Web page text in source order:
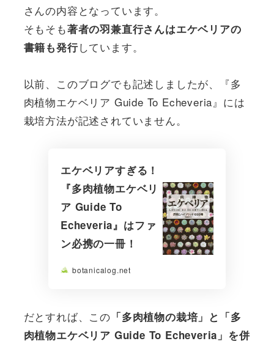
さんの内容となっています。
そもそも著者の羽兼直行さんはエケベリアの
書籍も発行しています。
以前、このブログでも記述しましたが、『多
肉植物エケベリア Guide To Echeveria』には
栽培方法が記述されていません。
エケベリアすぎる！
『多肉植物エケベリ
ア Guide To
Echeveria』はファ
ン必携の一冊！
botanicalog.net
だとすれば、この 「多肉植物の栽培」と「多
肉植物エケベリア Guide To Echeveria」を併